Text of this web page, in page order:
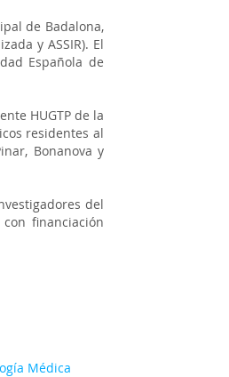
de Badalona,
y ASSIR). El
Española de
HUGTP de la
residentes al
Bonanova y
del
financiación
Médica